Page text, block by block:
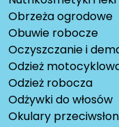
Obrzeża ogrodowe
Obuwie robocze
Oczyszczanie i
Odzież
Odzież robocza
Odżywki do włosów
Okulary